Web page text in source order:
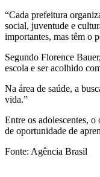
“Cada prefeitura
social, juventude e
importantes, mas têm o
Segundo Florence
escola e ser acolhido
Na área de saúde, a
vida.”
Entre os adolescentes,
de oportunidade de
Fonte: Agência Brasil